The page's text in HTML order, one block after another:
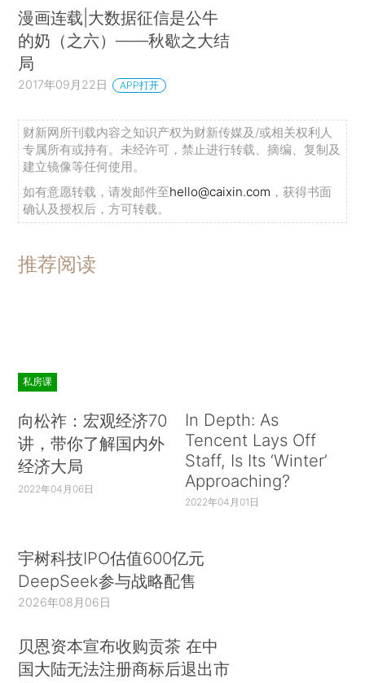
漫画连载|大数据征信是公牛
的奶（之六）——秋歇之大结
局
2017年09月22日 APP打开
财新网所刊载内容之知识产权为财新传媒及/或相关权利人
专属所有或持有。未经许可，禁止进行转载、摘编、复制及
建立镜像等任何使用。
如有意愿转载，请发邮件至hello@caixin.com ，获得书面
确认及授权后，方可转载。
推荐阅读
私房课
向松祚：宏观经济70
讲，带你了解国内外
经济大局
2022年04月06日
In Depth: As
Tencent Lays Off
Staff, Is Its ‘Winter’
Approaching?
2022年04月01日
宇树科技IPO估值600亿元
DeepSeek参与战略配售
2026年08月06日
贝恩资本宣布收购贡茶 在中
国大陆无法注册商标后退出市